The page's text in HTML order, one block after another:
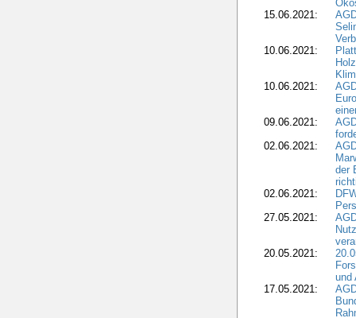
15.06.2021:
10.06.2021:
10.06.2021:
09.06.2021:
02.06.2021:
der
02.06.2021:
27.05.2021:
20.05.2021:
und
17.05.2021: